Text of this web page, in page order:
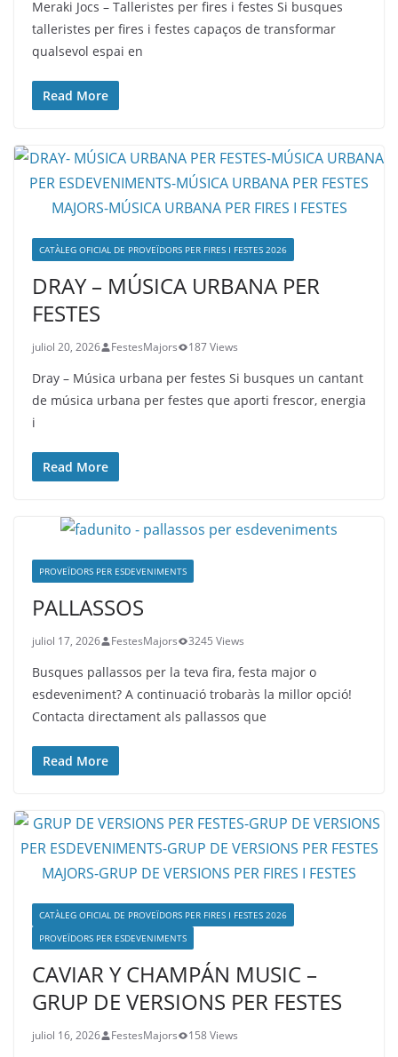
Meraki Jocs – Talleristes per fires i festes Si busques
talleristes per fires i festes capaços de transformar
qualsevol espai en
Read More
CATÀLEG OFICIAL DE PROVEÏDORS PER FIRES I FESTES 2026
DRAY – MÚSICA URBANA PER
FESTES
juliol 20, 2026 FestesMajors 187 Views
Dray – Música urbana per festes Si busques un cantant
de música urbana per festes que aporti frescor, energia
i
Read More
PROVEÏDORS PER ESDEVENIMENTS
PALLASSOS
juliol 17, 2026 FestesMajors 3245 Views
Busques pallassos per la teva fira, festa major o
esdeveniment? A continuació trobaràs la millor opció!
Contacta directament als pallassos que
Read More
CATÀLEG OFICIAL DE PROVEÏDORS PER FIRES I FESTES 2026
PROVEÏDORS PER ESDEVENIMENTS
CAVIAR Y CHAMPÁN MUSIC –
GRUP DE VERSIONS PER FESTES
juliol 16, 2026 FestesMajors 158 Views